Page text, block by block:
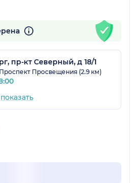
пр-кт Северный, д 18/1
Проспект Просвещения (2.9 км)
показать